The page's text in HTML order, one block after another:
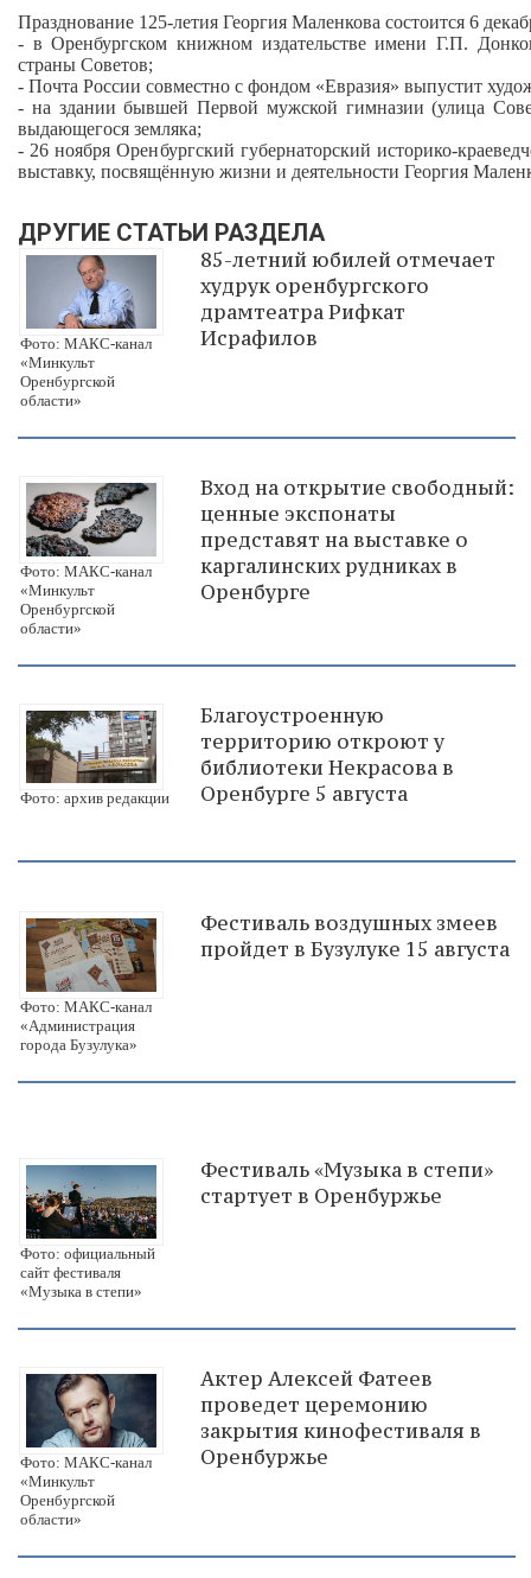
Празднование 125‑летия Георгия Маленкова состоится 6
- в Оренбургском книжном издательстве имени Г.П.
страны Советов;
- Почта России совместно с фондом «Евразия» выпустит
- на здании бывшей Первой мужской гимназии (улица
выдающегося земляка;
- 26 ноября Оренбургский губернаторский
выставку, посвящённую жизни и деятельности Георгия
ДРУГИЕ СТАТЬИ РАЗДЕЛА
Фото: МАКС-канал
«Минкульт
Оренбургской
области»
85-летний юбилей отмечает
худрук оренбургского
драмтеатра Рифкат
Исрафилов
Фото: МАКС-канал
«Минкульт
Оренбургской
области»
Вход на открытие свободный:
ценные экспонаты
представят на выставке о
каргалинских рудниках в
Оренбурге
Фото: архив редакции
Благоустроенную
территорию откроют у
библиотеки Некрасова в
Оренбурге 5 августа
Фото: МАКС-канал
«Администрация
города Бузулука»
Фестиваль воздушных змеев
пройдет в Бузулуке 15 августа
Фото: официальный
сайт фестиваля
«Музыка в степи»
Фестиваль «Музыка в степи»
стартует в Оренбуржье
Фото: МАКС-канал
«Минкульт
Оренбургской
области»
Актер Алексей Фатеев
проведет церемонию
закрытия кинофестиваля в
Оренбуржье